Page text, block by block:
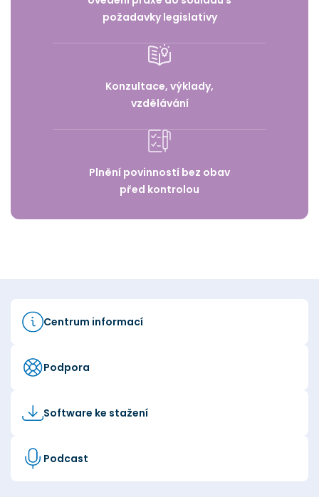
požadavky legislativy
Konzultace, výklady,
vzdělávání
Plnění povinností bez obav
před kontrolou
Centrum informací
Podpora
Software ke stažení
Podcast